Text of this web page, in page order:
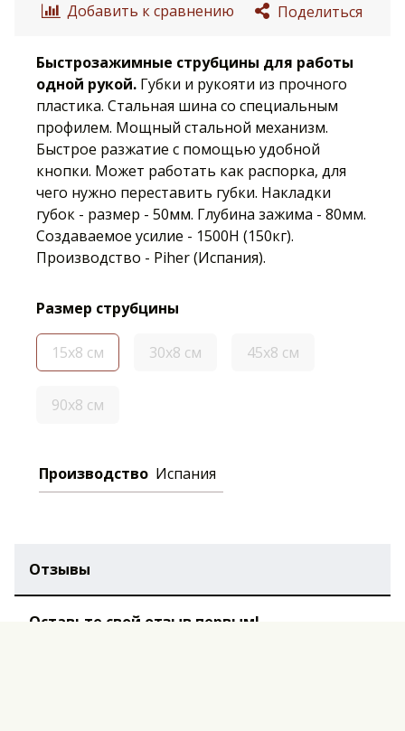
Добавить к сравнению Поделиться
Быстрозажимные струбцины для работы
одной рукой. Губки и рукояти из прочного
пластика. Стальная шина со специальным
профилем. Мощный стальной механизм.
Быстрое разжатие с помощью удобной
кнопки. Может работать как распорка, для
чего нужно переставить губки. Накладки
губок - размер - 50мм. Глубина зажима - 80мм.
Создаваемое усилие - 1500Н (150кг).
Производство - Piher (Испания).
Размер струбцины
15х8 см 30х8 см 45х8 см
90х8 см
Производство Испания
Отзывы
Оставьте свой отзыв первым!